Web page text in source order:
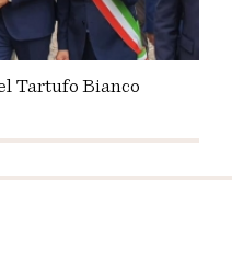
Tartufo Bianco